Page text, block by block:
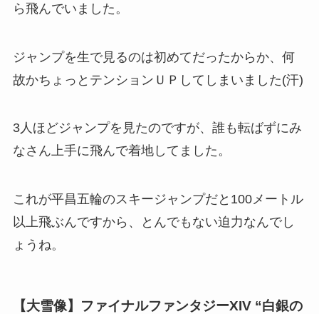
ら飛んでいました。
ジャンプを生で見るのは初めてだったからか、何
故かちょっとテンションＵＰしてしまいました(汗)
3人ほどジャンプを見たのですが、誰も転ばずにみ
なさん上手に飛んで着地してました。
これが平昌五輪のスキージャンプだと100メートル
以上飛ぶんですから、とんでもない迫力なんでし
ょうね。
【大雪像】ファイナルファンタジーXIV “白銀の